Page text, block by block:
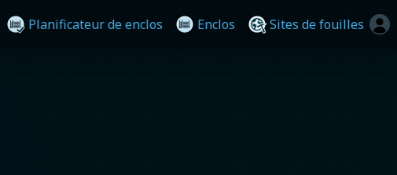
Planificateur de enclos Enclos Sites de fouilles